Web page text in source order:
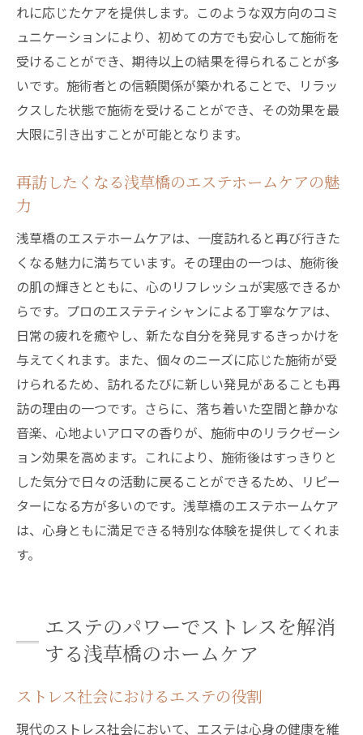
れに応じたケアを提供します。このような双方向のコミ
ュニケーションにより、初めての方でも安心して施術を
受けることができ、期待以上の結果を得られることが多
いです。施術者との信頼関係が築かれることで、リラッ
クスした状態で施術を受けることができ、その効果を最
大限に引き出すことが可能となります。
再訪したくなる浅草橋のエステホームケアの魅
力
浅草橋のエステホームケアは、一度訪れると再び行きた
くなる魅力に満ちています。その理由の一つは、施術後
の肌の輝きとともに、心のリフレッシュが実感できるか
らです。プロのエステティシャンによる丁寧なケアは、
日常の疲れを癒やし、新たな自分を発見するきっかけを
与えてくれます。また、個々のニーズに応じた施術が受
けられるため、訪れるたびに新しい発見があることも再
訪の理由の一つです。さらに、落ち着いた空間と静かな
音楽、心地よいアロマの香りが、施術中のリラクゼーシ
ョン効果を高めます。これにより、施術後はすっきりと
した気分で日々の活動に戻ることができるため、リピー
ターになる方が多いのです。浅草橋のエステホームケア
は、心身ともに満足できる特別な体験を提供してくれま
す。
エステのパワーでストレスを解消
する浅草橋のホームケア
ストレス社会におけるエステの役割
現代のストレス社会において、エステは心身の健康を維